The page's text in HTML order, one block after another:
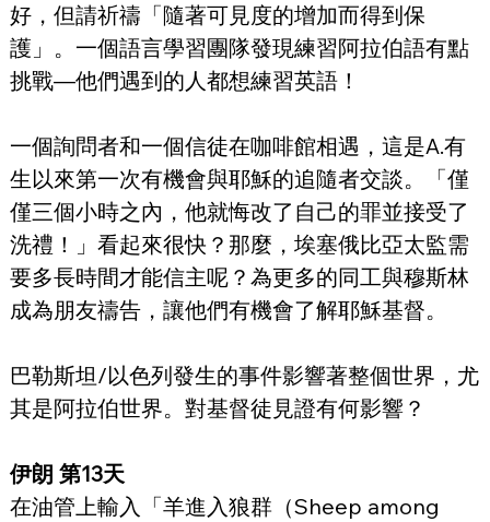
好，但請祈禱「隨著可見度的增加而得到保
護」。一個語言學習團隊發現練習阿拉伯語有點
挑戰—他們遇到的人都想練習英語！
一個詢問者和一個信徒在咖啡館相遇，這是A.有
生以來第一次有機會與耶穌的追隨者交談。「僅
僅三個小時之內，他就悔改了自己的罪並接受了
洗禮！」看起來很快？那麼，埃塞俄比亞太監需
要多長時間才能信主呢？為更多的同工與穆斯林
成為朋友禱告，讓他們有機會了解耶穌基督。
巴勒斯坦/以色列發生的事件影響著整個世界，尤
其是阿拉伯世界。對基督徒見證有何影響？
伊朗 第13天
在油管上輸入「羊進入狼群（Sheep among